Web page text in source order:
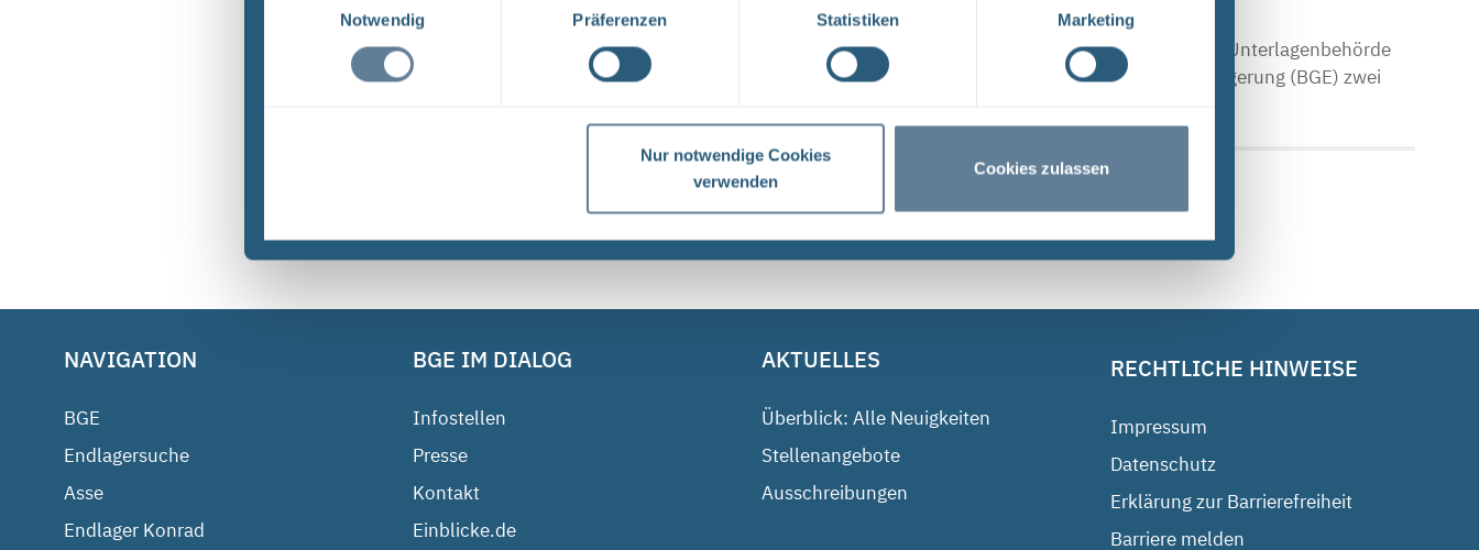
Notwendig
Präferenzen Statistiken Marketing
Nur notwendige Cookies
verwenden
Cookies zulassen
Neugier, Skepsis, Verständnis und viele Fragen
BGE Endlager Konrad Endlager Morsleben Endlagersuche Asse Zwischen der Stasi-Unterlagenbehörde
und dem Bundesamt für Strahlenschutz (BfS) hat die Bundesgesellschaft für Endlagerung (BGE) zwei
NAVIGATION
BGE
Endlagersuche
Asse
Endlager Konrad
BGE IM DIALOG
Infostellen
Presse
Kontakt
Einblicke.de
AKTUELLES
Überblick: Alle Neuigkeiten
Stellenangebote
Ausschreibungen
RECHTLICHE HINWEISE
Impressum
Datenschutz
Erklärung zur Barrierefreiheit
Barriere melden